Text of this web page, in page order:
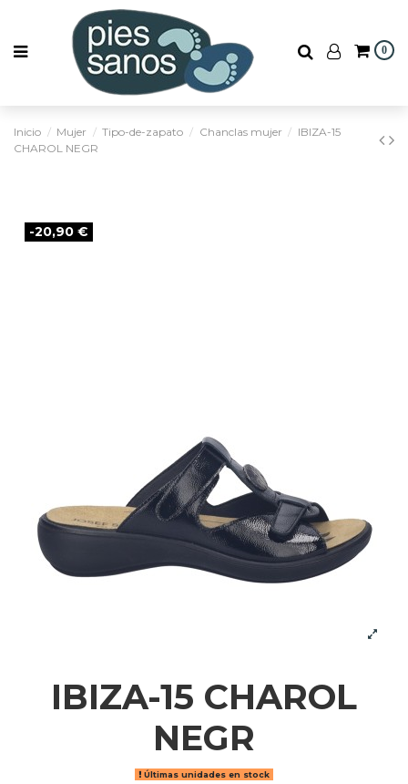
0
Inicio Mujer Tipo-de-zapato Chanclas mujer
IBIZA-15
CHAROL NEGR
-20,90 €
IBIZA-15 CHAROL
NEGR
Últimas unidades en stock